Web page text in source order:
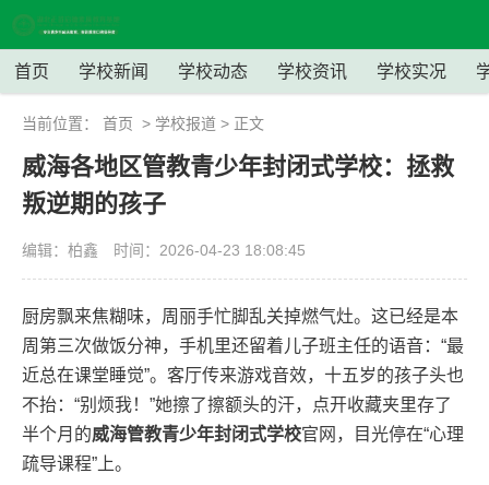
首页 学校新闻 学校动态 学校资讯 学校实况
当前位置： 首页 > 学校报道 > 正文
威海各地区管教青少年封闭式学校：拯救
叛逆期的孩子
编辑：柏鑫 时间：2026-04-23 18:08:45
厨房飘来焦糊味，周丽手忙脚乱关掉燃气灶。这已经是本
周第三次做饭分神，手机里还留着儿子班主任的语音：“最
近总在课堂睡觉”。客厅传来游戏音效，十五岁的孩子头也
不抬：“别烦我！”她擦了擦额头的汗，点开收藏夹里存了
半个月的威海管教青少年封闭式学校官网，目光停在“心理
疏导课程”上。